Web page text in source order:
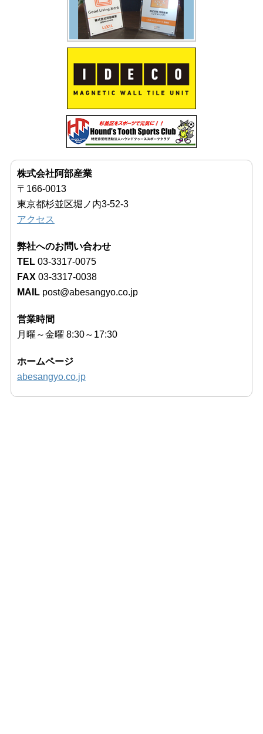
株式会社阿部産業
〒166-0013
東京都杉並区堀ノ内3-52-3
アクセス
弊社へのお問い合わせ
TEL03-3317-0075
FAX 03-3317-0038
MAILpost@abesangyo.co.jp
営業時間
月曜～金曜 8:30～17:30
ホームページ
abesangyo.co.jp